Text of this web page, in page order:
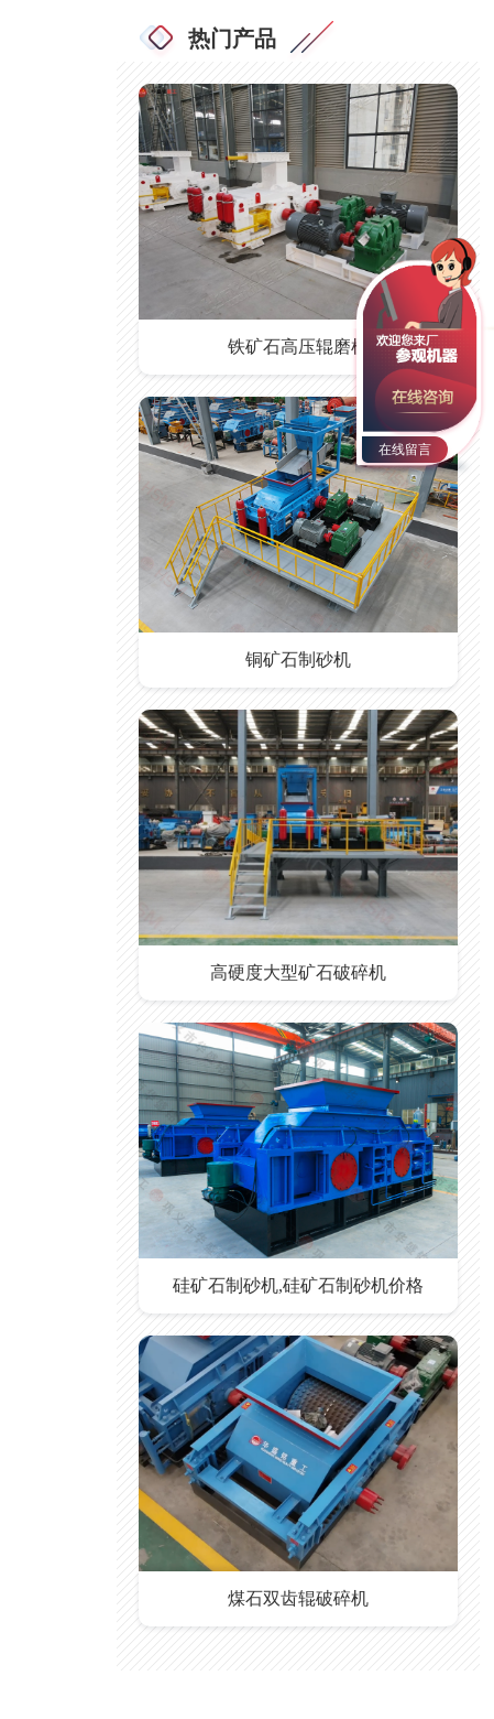
热门产品
铁矿石高压辊磨机
铜矿石制砂机
高硬度大型矿石破碎机
硅矿石制砂机,硅矿石制砂机价格
煤石双齿辊破碎机
在线留言